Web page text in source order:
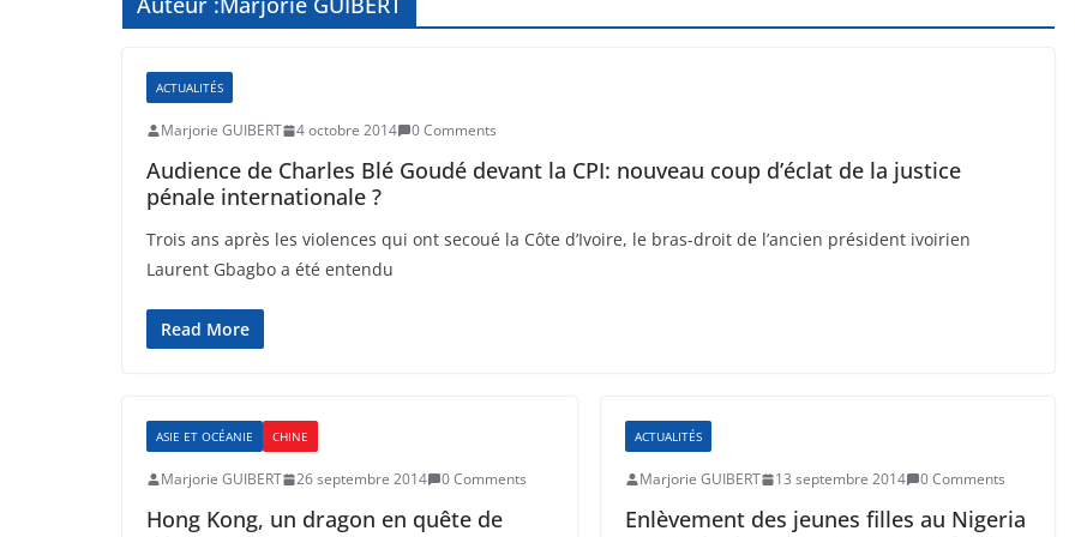
ACTUALITÉS
Marjorie GUIBERT 4 octobre 2014 0 Comments
Audience de Charles Blé Goudé devant la CPI: nouveau coup d’éclat de la justice
pénale internationale ?
Trois ans après les violences qui ont secoué la Côte d’Ivoire, le bras-droit de l’ancien président ivoirien
Laurent Gbagbo a été entendu
Read More
ASIE ET OCÉANIE CHINE
Marjorie GUIBERT 26 septembre 2014 0 Comments
Hong Kong, un dragon en quête de
ACTUALITÉS
Marjorie GUIBERT 13 septembre 2014 0 Comments
Enlèvement des jeunes filles au Nigeria